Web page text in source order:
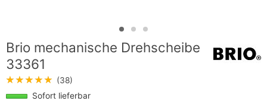
Brio mechanische Drehscheibe
33361
★★★★★ (38)
Sofort lieferbar